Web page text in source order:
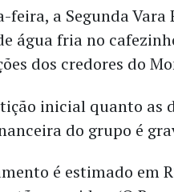
feira, a Segunda
água fria no
dos credores do
inicial quanto as
do grupo é
é estimado em